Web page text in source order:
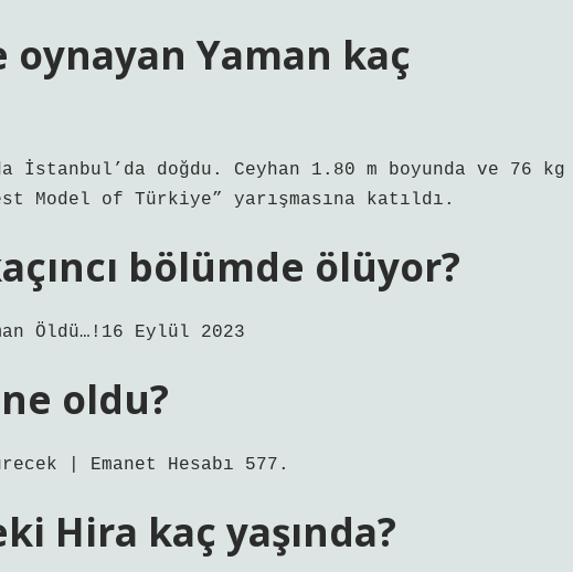
Yaman kaç
İstanbul’da doğdu. Ceyhan 1.80 m boyunda ve 76 kg
Model of Türkiye” yarışmasına katıldı.
bölümde ölüyor?
Öldü…!16 Eylül 2023
oldu?
| Emanet Hesabı 577.
Hira kaç yaşında?